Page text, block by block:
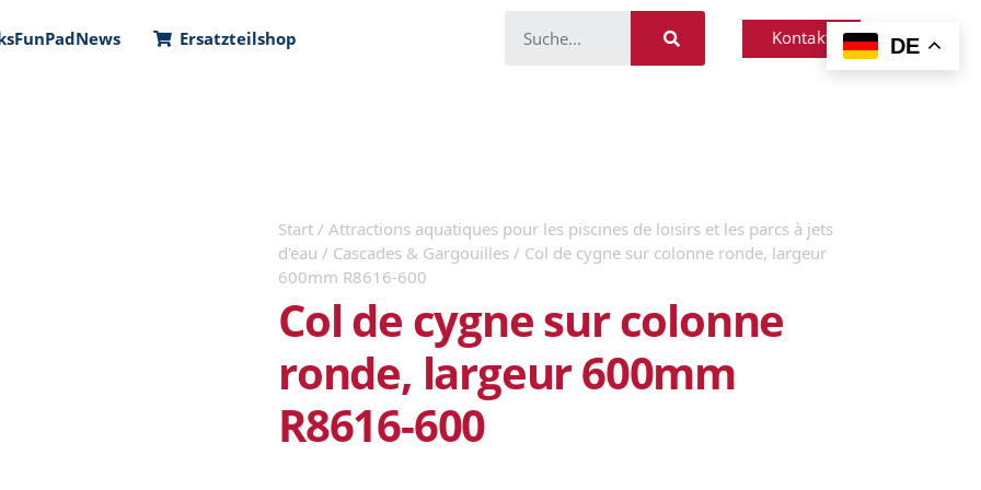
FunPadNews Ersatzteilshop Kontakt
Start / Attractions aquatiques pour les piscines de loisirs et les parcs à jets
d'eau / Cascades & Gargouilles / Col de cygne sur colonne ronde, largeur
600mm R8616-600
Col de cygne sur colonne
ronde, largeur 600mm
R8616-600
DE